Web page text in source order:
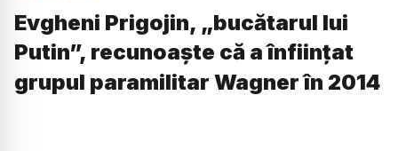
Evgheni Prigojin, „bucătarul lui
Putin”, recunoaște că a înființat
grupul paramilitar Wagner în 2014